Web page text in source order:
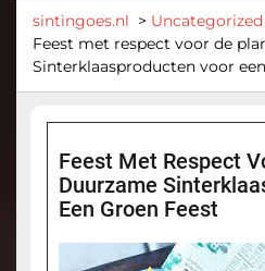
sintingoes.nl > Uncategorized
Feest met respect voor de
Sinterklaasproducten voor
Feest Met Respect
Duurzame
Een Groen Feest